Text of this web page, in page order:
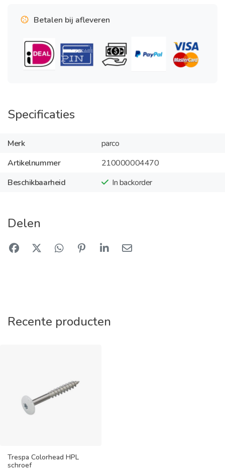
Betalen bij afleveren
Specificaties
Merk
parco
Artikelnummer
210000004470
Beschikbaarheid
In backorder
Delen
Recente producten
Trespa Colorhead HPL
schroef